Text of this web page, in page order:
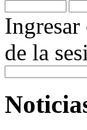
de la